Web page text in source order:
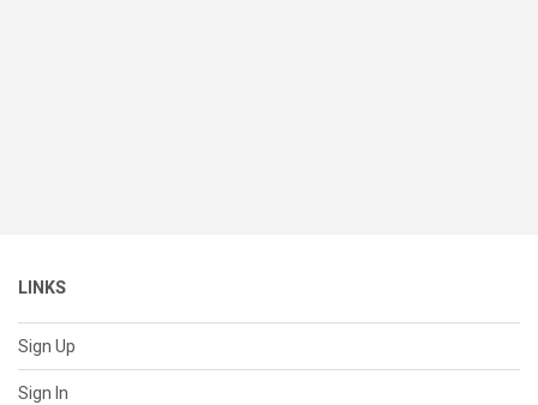
LINKS
Sign Up
Sign In